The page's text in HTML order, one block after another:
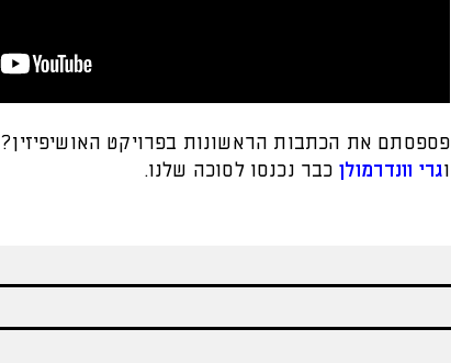
פספסתם את הכתבות הראשונות בפרויקט האושיפיזין?
וגרי וונדרמולן כבר נכנסו לסוכה שלנו.